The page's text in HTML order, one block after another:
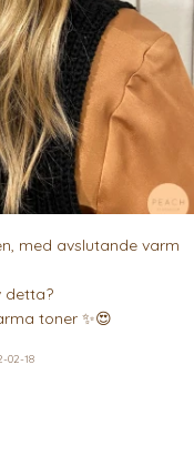
med avslutande varm
detta?
toner ✨😍
02-18